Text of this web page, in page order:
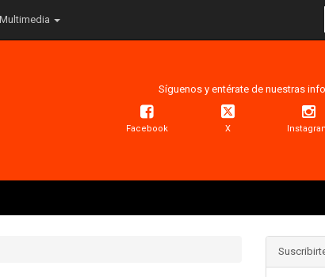
Multimedia
Síguenos y entérate de nuestras
Facebook X